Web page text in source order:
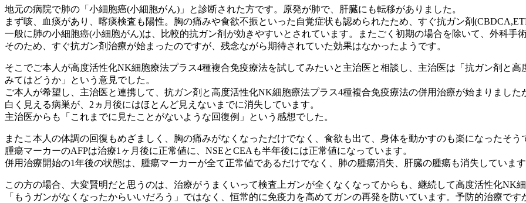
地元の病院で肺の「小細胞癌(小細胞がん)」と診断された方です。原発が肺で、肝臓にも転移がありました。
まず咳、血痰があり、喀痰検査も陽性。胸の痛みや食欲不振といった自覚症状も認められたため、すぐ抗ガン剤
一般に肺の小細胞癌(小細胞がん)は、比較的抗ガン剤が効きやすいとされています。またごく初期の場合を除いて、外科手
そのため、すぐ抗ガン剤治療が始まったのですが、残念ながら期待されていた効果はなかったようです。
そこでご本人が高度活性化NK細胞療法プラス4種複合免疫療法を試してみたいと主治医と相談し、主治医は「抗ガン剤と
みてはどうか」という意見でした。
ご本人が希望し、主治医と連携して、抗ガン剤と高度活性化NK細胞療法プラス4種複合免疫療法の併用治療が始まりました
白く見える病巣が、2ヵ月後にはほとんど見えないまでに消失しています。
主治医からも「これまでに見たことがないような回復例」という感想でした。
またこ本人の体調の回復もめざましく、胸の痛みがなくなっただけでなく、食欲も出て、身体を動かすのも楽になったそ
腫瘍マーカーのAFPは治療1ヶ月後に正常値に、NSEとCEAも半年後には正常値になっています。
併用治療開始の1年後の状態は、腫瘍マーカーが全て正常値であるだけでなく、肺の腫瘍消失、肝臓の腫瘍も消失しています
この方の場合、大変賢明だと思うのは、治療がうまくいって検査上ガンが全くなくなってからも、継続して高度活性化NK
「もうガンがなくなったからいいだろう」ではなく、恒常的に免疫力を高めてガンの再発を防いています。予防的治療で